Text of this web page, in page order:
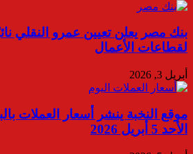
بنك مصر يعلن تعيين عمرو النقلي
لقطاعات الأعمال
أبريل 3, 2026
موقع النخبة ينشر أسعار العملات
الأحد 5 أبريل 2026